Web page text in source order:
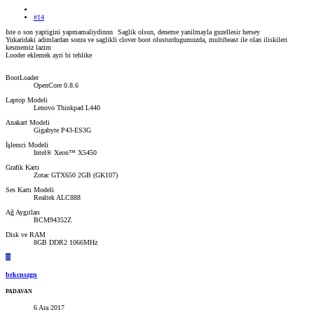
#14
Iste o son yaptigini yapmamaliydinnn
Saglik olsun, deneme yanilmayla guzellesir hersey
Yukaridaki adimlardan sonra ve saglikli clover boot olusturdugumuzda, multibeast ile olan iliskileri
kesmemiz lazim
Looder eklemek ayri bi tehlike
BootLoader
OpenCore 0.8.6
Laptop Modeli
Lenovo Thinkpad L440
Anakart Modeli
Gigabyte P43-ES3G
İşlemci Modeli
Intel® Xeon™ X5450
Grafik Kartı
Zotac GTX650 2GB (GK107)
Ses Kartı Modeli
Realtek ALC888
Ağ Aygıtları
BCM94352Z
Disk ve RAM
8GB DDR2 1066MHz
B
brkcnszgn
PADAVAN
6 Ara 2017